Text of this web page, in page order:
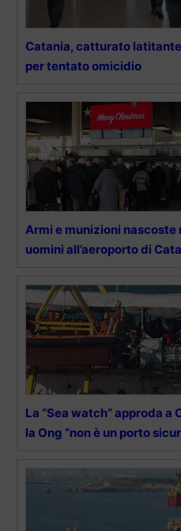
Catania, catturato
per tentato omicidio
Armi e munizioni
uomini all’aeroporto di
La “Sea watch” approda
la Ong “non è un porto